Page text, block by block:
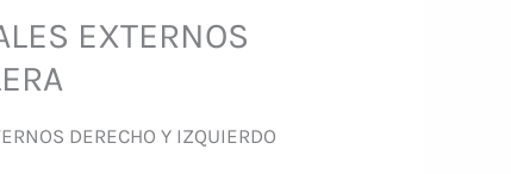
EXTERNOS
DERECHO Y IZQUIERDO